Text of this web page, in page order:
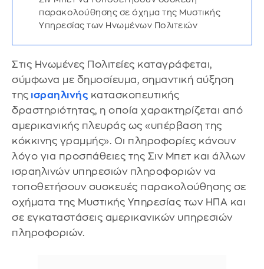
παρακολούθησης σε όχημα της Μυστικής
Υπηρεσίας των Ηνωμένων Πολιτειών
Στις Ηνωμένες Πολιτείες καταγράφεται,
σύμφωνα με δημοσίευμα, σημαντική αύξηση
της ισραηλινής κατασκοπευτικής
δραστηριότητας, η οποία χαρακτηρίζεται από
αμερικανικής πλευράς ως «υπέρβαση της
κόκκινης γραμμής». Οι πληροφορίες κάνουν
λόγο για προσπάθειες της Σιν Μπετ και άλλων
ισραηλινών υπηρεσιών πληροφοριών να
τοποθετήσουν συσκευές παρακολούθησης σε
οχήματα της Μυστικής Υπηρεσίας των ΗΠΑ και
σε εγκαταστάσεις αμερικανικών υπηρεσιών
πληροφοριών.